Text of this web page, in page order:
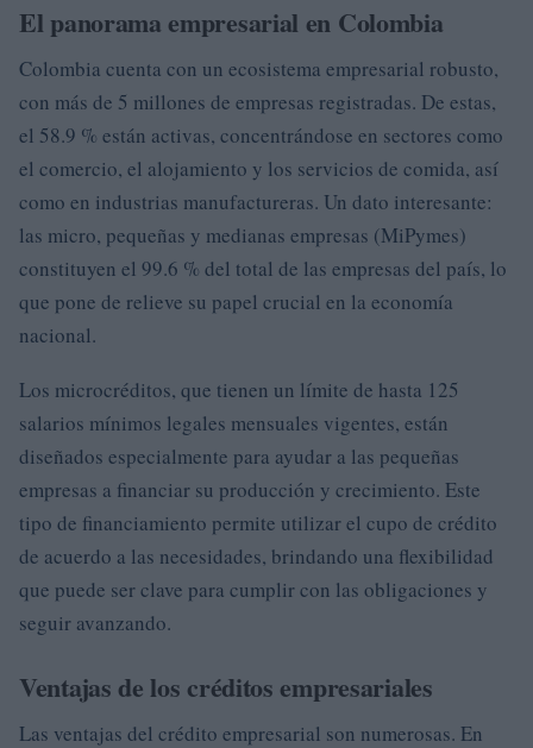
El panorama empresarial en Colombia
Colombia cuenta con un ecosistema empresarial robusto,
con más de 5 millones de empresas registradas. De estas,
el 58.9 % están activas, concentrándose en sectores como
el comercio, el alojamiento y los servicios de comida, así
como en industrias manufactureras. Un dato interesante:
las micro, pequeñas y medianas empresas (MiPymes)
constituyen el 99.6 % del total de las empresas del país, lo
que pone de relieve su papel crucial en la economía
nacional.
Los microcréditos, que tienen un límite de hasta 125
salarios mínimos legales mensuales vigentes, están
diseñados especialmente para ayudar a las pequeñas
empresas a financiar su producción y crecimiento. Este
tipo de financiamiento permite utilizar el cupo de crédito
de acuerdo a las necesidades, brindando una flexibilidad
que puede ser clave para cumplir con las obligaciones y
seguir avanzando.
Ventajas de los créditos empresariales
Las ventajas del crédito empresarial son numerosas. En